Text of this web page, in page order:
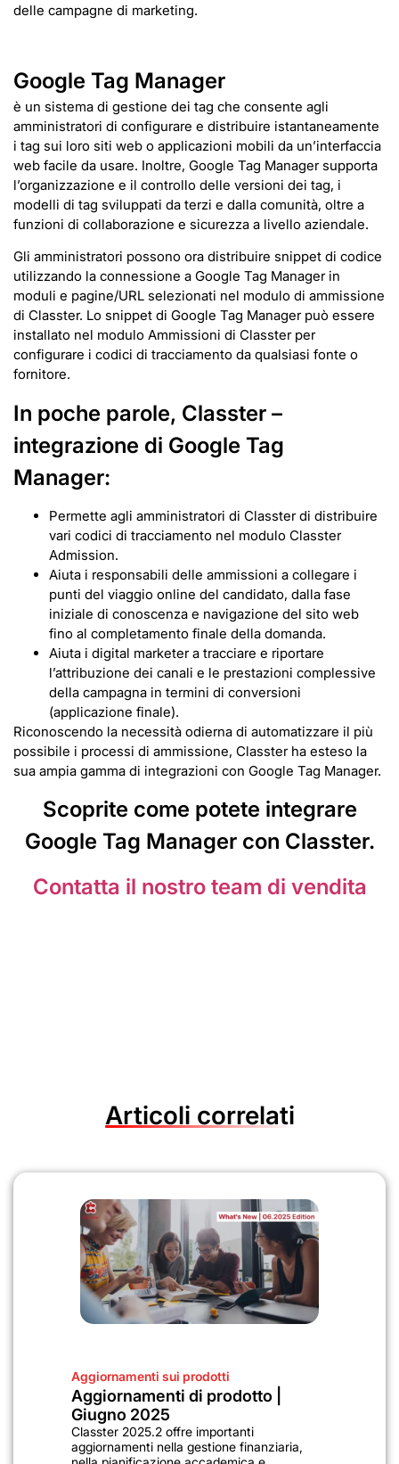
delle campagne di marketing.
Google Tag Manager
è un sistema di gestione dei tag che consente agli
amministratori di configurare e distribuire istantaneamente
i tag sui loro siti web o applicazioni mobili da un’interfaccia
web facile da usare. Inoltre, Google Tag Manager supporta
l’organizzazione e il controllo delle versioni dei tag, i
modelli di tag sviluppati da terzi e dalla comunità, oltre a
funzioni di collaborazione e sicurezza a livello aziendale.
Gli amministratori possono ora distribuire snippet di codice
utilizzando la connessione a Google Tag Manager in
moduli e pagine/URL selezionati nel modulo di ammissione
di Classter. Lo snippet di Google Tag Manager può essere
installato nel modulo Ammissioni di Classter per
configurare i codici di tracciamento da qualsiasi fonte o
fornitore.
In poche parole, Classter –
integrazione di Google Tag
Manager:
Permette agli amministratori di Classter di distribuire
vari codici di tracciamento nel modulo Classter
Admission.
Aiuta i responsabili delle ammissioni a collegare i
punti del viaggio online del candidato, dalla fase
iniziale di conoscenza e navigazione del sito web
fino al completamento finale della domanda.
Aiuta i digital marketer a tracciare e riportare
l’attribuzione dei canali e le prestazioni complessive
della campagna in termini di conversioni
(applicazione finale).
Riconoscendo la necessità odierna di automatizzare il più
possibile i processi di ammissione, Classter ha esteso la
sua ampia gamma di integrazioni con Google Tag Manager.
Scoprite come potete integrare
Google Tag Manager con Classter.
Contatta il nostro team di vendita
Articoli correlati
Aggiornamenti sui prodotti
Aggiornamenti di prodotto |
Giugno 2025
Classter 2025.2 offre importanti
aggiornamenti nella gestione finanziaria,